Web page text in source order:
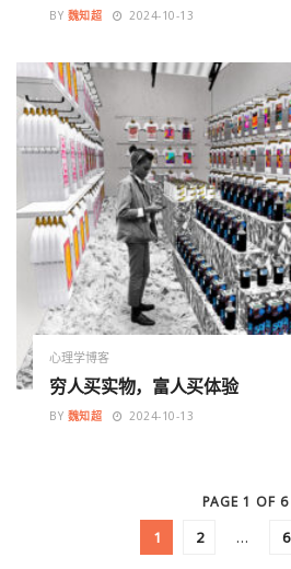
BY 魏知超 2024-10-13
心理学博客
穷人买实物，富人买体验
BY 魏知超 2024-10-13
PAGE 1 OF 6
1 2 … 6